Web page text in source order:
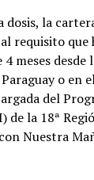
dosis, la
requisito que
meses desde
o en
del
de la 18ª
Nuestra